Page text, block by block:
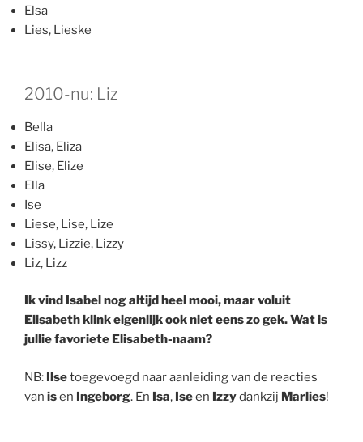
Elsa
Lies, Lieske
2010-nu: Liz
Bella
Elisa, Eliza
Elise, Elize
Ella
Ise
Liese, Lise, Lize
Lissy, Lizzie, Lizzy
Liz, Lizz
Ik vind Isabel nog altijd heel mooi, maar voluit
Elisabeth klink eigenlijk ook niet eens zo gek. Wat is
jullie favoriete Elisabeth-naam?
NB: Ilsetoegevoegd naar aanleiding van de reacties
van isen Ingeborg. En Isa, Iseen Izzydankzij Marlies!